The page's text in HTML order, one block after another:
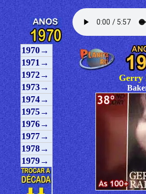
1970→
1971→
1972→
1973→
1974→
1975→
1976→
1977→
1978→
1979→
Gerry